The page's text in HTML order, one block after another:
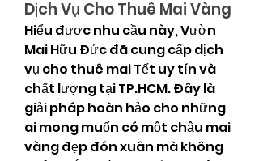
Dịch Vụ Cho Thuê Mai Vàng
Hiểu được nhu cầu này, Vườn
Mai Hữu Đức đã cung cấp dịch
vụ cho thuê mai Tết uy tín và
chất lượng tại TP.HCM. Đây là
giải pháp hoàn hảo cho những
ai mong muốn có một chậu mai
vàng đẹp đón xuân mà không